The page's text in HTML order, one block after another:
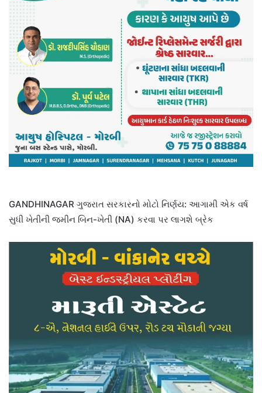
GANDHINAGAR ગુજરાત સરકારનો મોટો નિર્ણય: આગામી એક વર્ષ
સુધી ખેતીની જમીન બિન-ખેતી (NA) કરવા પર લાગશે બ્રેક